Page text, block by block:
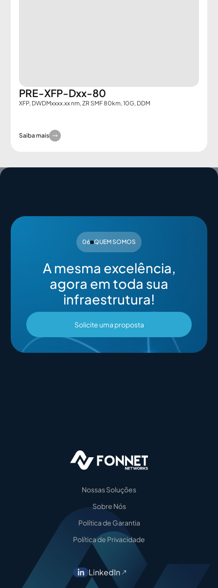
PRE-XFP-Dxx-80
XFP, DWDMxxxx.xx nm, ZR SMF 80km, 10G, DDM
Saiba mais
06 QUEM SOMOS
A mesma excelência,
agora em toda sua
infraestrutura!
Solicite uma proposta
Nossas Soluções
Sobre Nós
Política de Garantia
Política de Privacidade
LinkedIn